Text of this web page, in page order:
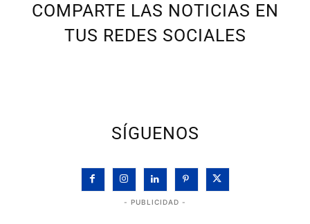
COMPARTE LAS NOTICIAS EN
TUS REDES SOCIALES
SÍGUENOS
- PUBLICIDAD -